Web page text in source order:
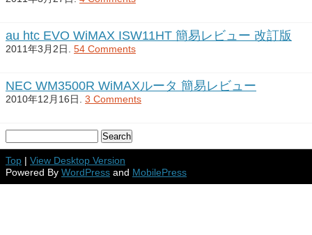
au htc EVO WiMAX ISW11HT 簡易レビュー 改訂版
2011年3月2日. 54 Comments
NEC WM3500R WiMAXルータ 簡易レビュー
2010年12月16日. 3 Comments
Top | View Desktop Version
Powered By WordPress and MobilePress